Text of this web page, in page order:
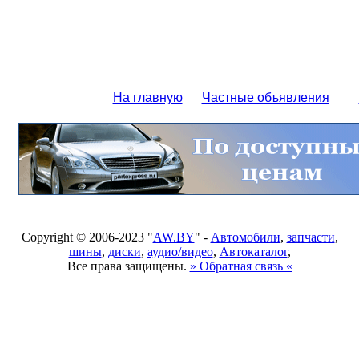
На главную Частные объявления
Copyright © 2006-2023 "AW.BY" - Автомобили, запчасти,
шины, диски, аудио/видео, Автокаталог,
Все права защищены. » Обратная связь «